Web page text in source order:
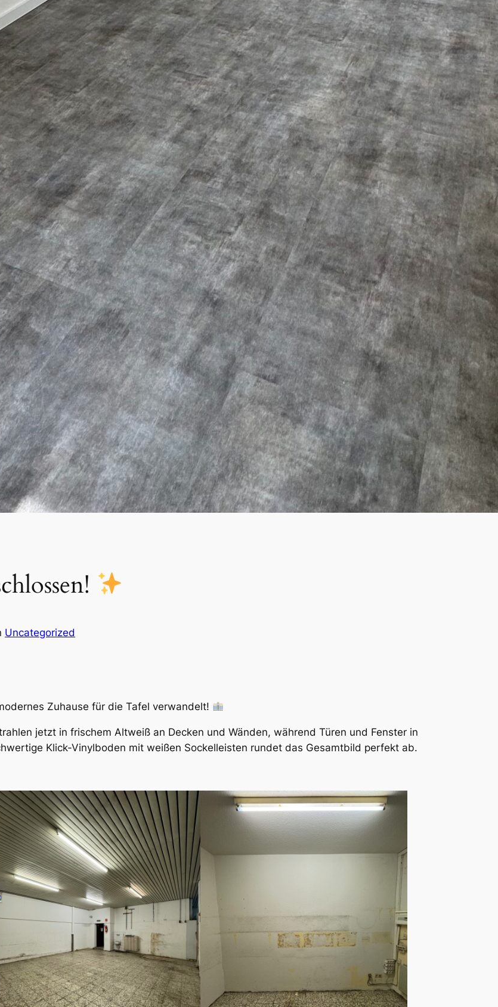
Uncategorized
Zuhause für die Tafel verwandelt!
jetzt in frischem Altweiß an Decken und Wänden, während Türen und Fenster in
Klick-Vinylboden mit weißen Sockelleisten rundet das Gesamtbild perfekt ab.